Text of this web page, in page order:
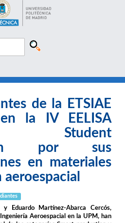
de la ETSIAE
la IV EELISA
Student
por sus
en materiales
Eduardo Martínez-Abarca Cercós,
Aeroespacial en la UPM, han